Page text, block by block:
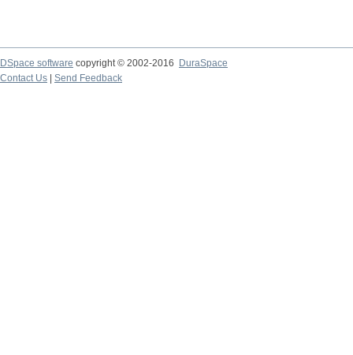
DSpace software copyright © 2002-2016
DuraSpace
Contact Us
Send Feedback